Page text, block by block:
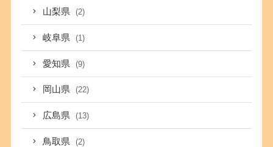
山梨県 (2)
岐阜県 (1)
愛知県 (9)
岡山県 (22)
広島県 (13)
鳥取県 (2)